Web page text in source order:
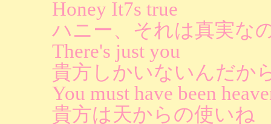
Honey It7s true
ハニー、それは真実な
There's just you
貴方しかいないんだか
You must have been
貴方は天からの使いね